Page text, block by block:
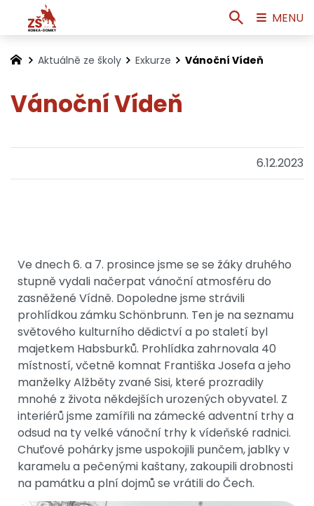
Aktuálně ze školy Exkurze Vánoční Vídeň
Vánoční Vídeň
6.12.2023
Ve dnech 6. a 7. prosince jsme se se žáky druhého
stupně vydali načerpat vánoční atmosféru do
zasněžené Vídně. Dopoledne jsme strávili
prohlídkou zámku Schönbrunn. Ten je na seznamu
světového kulturního dědictví a po staletí byl
majetkem Habsburků. Prohlídka zahrnovala 40
místností, včetně komnat Františka Josefa a jeho
manželky Alžběty zvané Sisi, které prozradily
mnohé z života někdejších urozených obyvatel. Z
interiérů jsme zamířili na zámecké adventní trhy a
odsud na ty velké vánoční trhy k vídeňské radnici.
Chuťové pohárky jsme uspokojili punčem, jablky v
karamelu a pečenými kaštany, zakoupili drobnosti
na památku a plní dojmů se vrátili do Čech.
MENU